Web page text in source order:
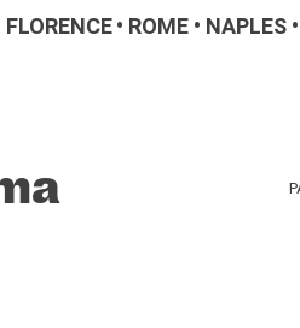
FLORENCE ROME NAPLES